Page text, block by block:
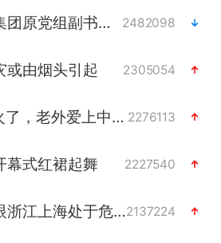
中国东方电气集团原党组副书记、董事宋致远被查 2482098
或由烟头引起 2305054
“China Cool”火了，老外爱上中国避暑游 2276113
幕式红裙起舞 2227540
台风白海豚闭眼浙江上海处于危险半圆2137224